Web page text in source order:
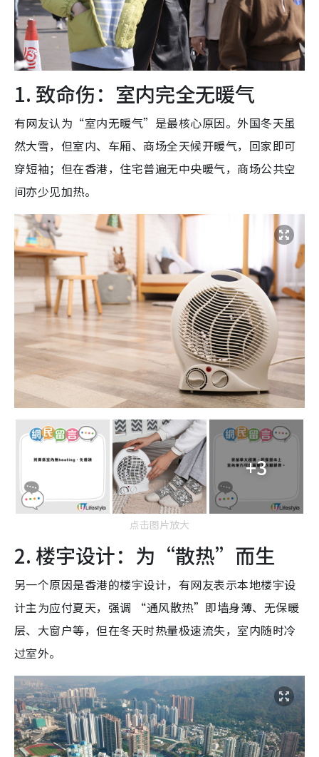
1. 致命伤：室内完全无暖气
有网友认为“室内无暖气”是最核心原因。外国冬天虽
然大雪，但室内、车厢、商场全天候开暖气，回家即可
穿短袖；但在香港，住宅普遍无中央暖气，商场公共空
间亦少见加热。
+3
点击图片放大
2. 楼宇设计：为“散热”而生
另一个原因是香港的楼宇设计，有网友表示本地楼宇设
计主为应付夏天，强调 “通风散热”即墙身薄、无保暖
层、大窗户等，但在冬天时热量极速流失，室内随时冷
过室外。